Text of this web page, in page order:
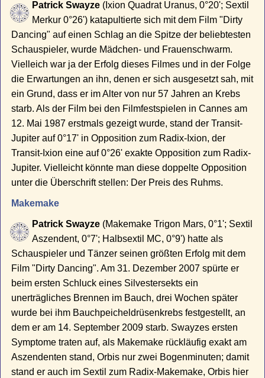
Patrick Swayze (Ixion Quadrat Uranus, 0°20'; Sextil
Merkur 0°26') katapultierte sich mit dem Film "Dirty
Dancing" auf einen Schlag an die Spitze der beliebtesten
Schauspieler, wurde Mädchen- und Frauenschwarm.
Vielleich war ja der Erfolg dieses Filmes und in der Folge
die Erwartungen an ihn, denen er sich ausgesetzt sah, mit
ein Grund, dass er im Alter von nur 57 Jahren an Krebs
starb. Als der Film bei den Filmfestspielen in Cannes am
12. Mai 1987 erstmals gezeigt wurde, stand der Transit-
Jupiter auf 0°17' in Opposition zum Radix-Ixion, der
Transit-Ixion eine auf 0°26' exakte Opposition zum Radix-
Jupiter. Vielleicht könnte man diese doppelte Opposition
unter die Überschrift stellen: Der Preis des Ruhms.
Makemake
Patrick Swayze (Makemake Trigon Mars, 0°1'; Sextil
Aszendent, 0°7'; Halbsextil MC, 0°9') hatte als
Schauspieler und Tänzer seinen größten Erfolg mit dem
Film "Dirty Dancing". Am 31. Dezember 2007 spürte er
beim ersten Schluck eines Silvestersekts ein
unerträgliches Brennen im Bauch, drei Wochen später
wurde bei ihm Bauchpeicheldrüsenkrebs festgestellt, an
dem er am 14. September 2009 starb. Swayzes ersten
Symptome traten auf, als Makemake rückläufig exakt am
Aszendenten stand, Orbis nur zwei Bogenminuten; damit
stand er auch im Sextil zum Radix-Makemake, Orbis hier